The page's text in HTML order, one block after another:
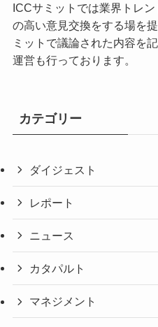
ICCサミットでは業界トレ
の高い意見交換をする場を
ミットで議論された内容を
運営も行っております。
カテゴリー
ダイジェスト
レポート
ニュース
カタパルト
マネジメント